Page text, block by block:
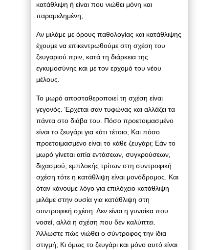
κατάθλιψη ή είναι που νιώθει μόνη και
παραμελημένη;
Αν μιλάμε με όρους παθολογίας και κατάθλιψης
έχουμε να επικεντρωθούμε στη σχέση του
ζευγαριού πριν, κατά τη διάρκεια της
εγκυμοσύνης και με τον ερχομό του νέου
μέλους.
Το μωρό αποσταθεροποιεί τη σχέση είναι
γεγονός. Έρχεται σαν τυφώνας και αλλάζει τα
πάντα στο διάβα του. Πόσο προετοιμασμένο
είναι το ζευγάρι για κάτι τέτοιο; Και πόσο
προετοιμασμένο είναι το κάθε ζευγάρι; Εάν το
μωρό γίνεται αιτία εντάσεων, συγκρούσεων,
διχασμού, εμπλοκής τρίτων στη συντροφική
σχέση τότε η κατάθλιψη είναι μονόδρομος. Και
όταν κάνουμε λόγο για επιλόχειο κατάθλιψη
μιλάμε στην ουσία για κατάθλιψη στη
συντροφική σχέση. Δεν είναι η γυναίκα που
νοσεί, αλλά η σχέση που δεν καλύπτει.
Άλλωστε πώς νιώθει ο σύντροφος την ίδια
στιγμή; Κι όμως το ζευγάρι και μόνο αυτό είναι